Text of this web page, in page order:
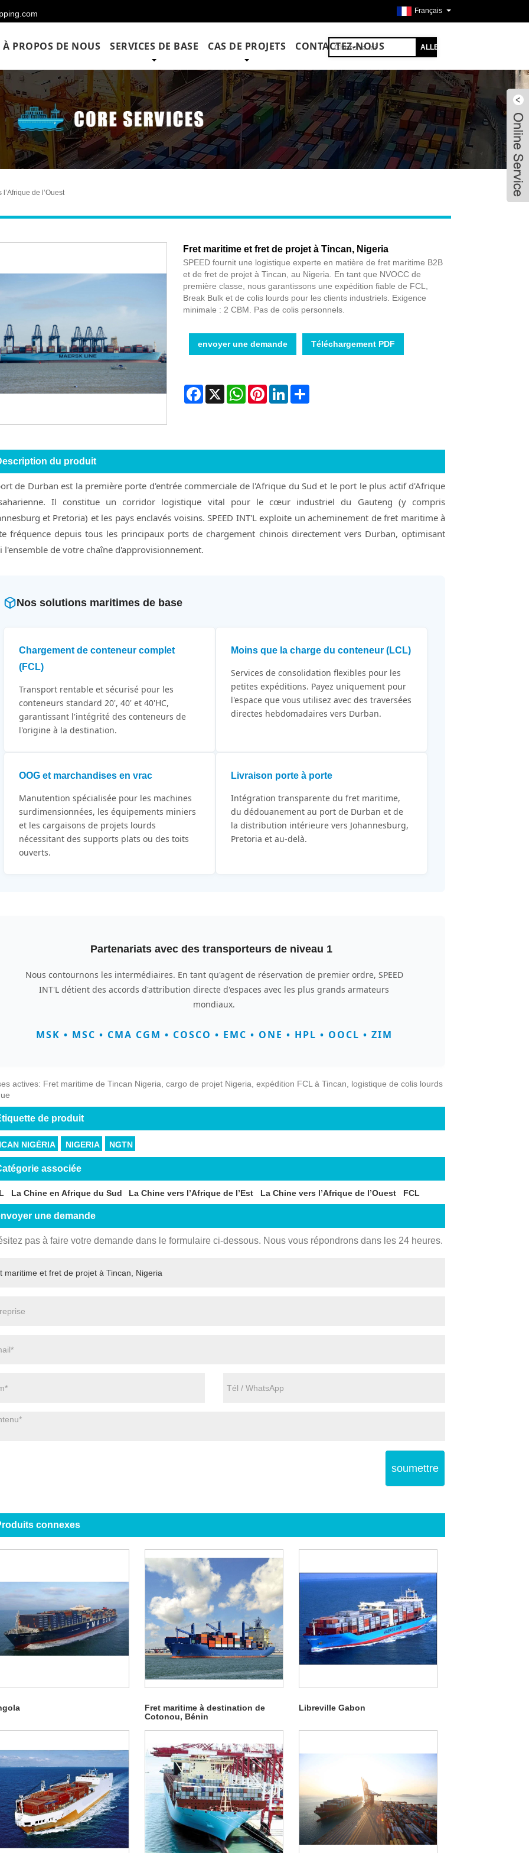
Français
À PROPOS DE NOUS SERVICES DE BASE CAS DE PROJETS CONTACTEZ-NOUS
de l’Ouest
Fret maritime et fret de projet à Tincan, Nigeria
SPEED fournit une logistique experte en matière de fret maritime B2B
et de fret de projet à Tincan, au Nigeria. En tant que NVOCC de
première classe, nous garantissons une expédition fiable de FCL,
Break Bulk et de colis lourds pour les clients industriels. Exigence
minimale : 2 CBM. Pas de colis personnels.
envoyer une demande Téléchargement PDF
Facebook
X WhatsAppPinterestLinkedInShare
du produit
de Durban est la première porte d'entrée commerciale de l'Afrique du Sud et le port le plus actif d'Afrique
Il constitue un corridor logistique vital pour le cœur industriel du Gauteng (y compris
et Pretoria) et les pays enclavés voisins. SPEED INT'L exploite un acheminement de fret maritime à
fréquence depuis tous les principaux ports de chargement chinois directement vers Durban, optimisant
l'ensemble de votre chaîne d'approvisionnement.
Nos solutions maritimes de base
Chargement de conteneur complet
(FCL)
Transport rentable et sécurisé pour les
conteneurs standard 20', 40' et 40'HC,
garantissant l'intégrité des conteneurs de
l'origine à la destination.
Moins que la charge du conteneur (LCL)
Services de consolidation flexibles pour les
petites expéditions. Payez uniquement pour
l'espace que vous utilisez avec des traversées
directes hebdomadaires vers Durban.
OOG et marchandises en vrac
Manutention spécialisée pour les machines
surdimensionnées, les équipements miniers
et les cargaisons de projets lourds
nécessitant des supports plats ou des toits
ouverts.
Livraison porte à porte
Intégration transparente du fret maritime,
du dédouanement au port de Durban et de
la distribution intérieure vers Johannesburg,
Pretoria et au-delà.
Partenariats avec des transporteurs de niveau 1
Nous contournons les intermédiaires. En tant qu'agent de réservation de premier ordre, SPEED
INT'L détient des accords d'attribution directe d'espaces avec les plus grands armateurs
mondiaux.
MSK • MSC • CMA CGM • COSCO • EMC • ONE • HPL • OOCL • ZIM
actives: Fret maritime de Tincan Nigeria, cargo de projet Nigeria, expédition FCL à Tincan, logistique de colis lourds
de produit
NIGÉRIA NIGERIA NGTN
associée
La Chine en Afrique du Sud La Chine vers l’Afrique de l’Est La Chine vers l’Afrique de l’Ouest FCL
une demande
pas à faire votre demande dans le formulaire ci-dessous. Nous vous répondrons dans les 24 heures.
soumettre
connexes
Fret maritime à destination de
Cotonou, Bénin
Libreville Gabon